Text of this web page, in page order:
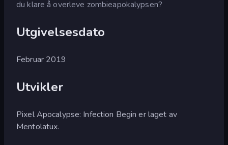
du klare å overleve zombieapokalypsen?
Utgivelsesdato
Februar 2019
Utvikler
Pixel Apocalypse: Infection Begin er laget av
Mentolatux.